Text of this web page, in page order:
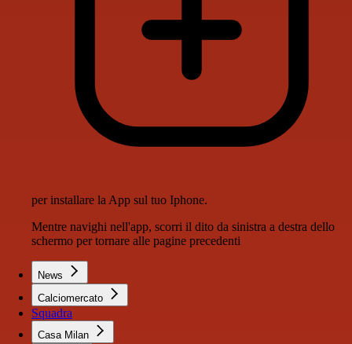
per installare la App sul tuo Iphone.
Mentre navighi nell'app, scorri il dito da sinistra a destra dello
schermo per tornare alle pagine precedenti
News
Calciomercato
Squadra
Casa Milan